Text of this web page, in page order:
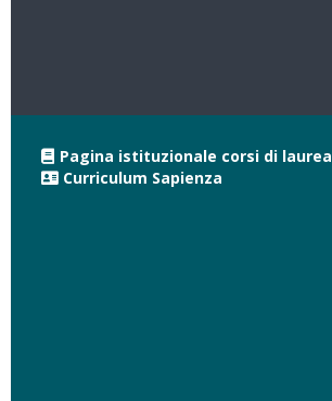
Pagina istituzionale corsi di laurea
Curriculum Sapienza